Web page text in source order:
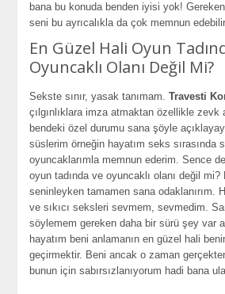
bana bu konuda benden iyisi yok!
seni bu ayrıcalıkla da çok memnun
En Güzel Hali Oyun
Oyuncaklı Olanı Değil Mi?
Sekste sınır, yasak tanımam.Travesti
çılgınlıklara imza atmaktan özellikle zevk
bendeki özel durumu sana şöyle
süslerim örneğin hayatım seks sırasında
oyuncaklarımla memnun ederim. Sence
oyun tadında ve oyuncaklı olanı değil mi?
seninleyken tamamen sana odaklanırım.
ve sıkıcı seksleri sevmem, sevmedim.
söylemem gereken daha bir sürü şey var
hayatım beni anlamanın en güzel hali
geçirmektir. Beni ancak o zaman
bunun için sabırsızlanıyorum hadi bana